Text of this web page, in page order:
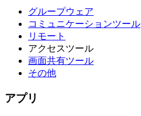
グループウェア
コミュニケーションツール
リモート
アクセスツール
画面共有ツール
その他
アプリ